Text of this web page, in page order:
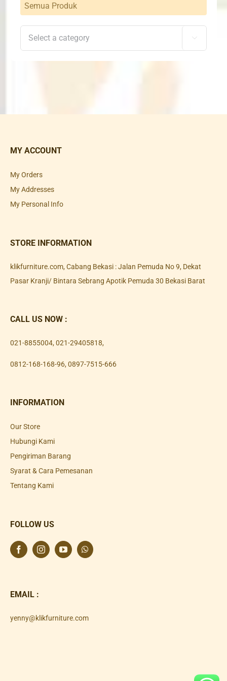
Semua Produk

MY ACCOUNT
My Orders
My Addresses
My Personal Info
STORE INFORMATION
klikfurniture.com, Cabang Bekasi : Jalan Pemuda No 9, Dekat
Pasar Kranji/ Bintara Sebrang Apotik Pemuda 30 Bekasi Barat
CALL US NOW :
021-8855004, 021-29405818,
0812-168-168-96, 0897-7515-666
INFORMATION
Our Store
Hubungi Kami
Pengiriman Barang
Syarat & Cara Pemesanan
Tentang Kami
FOLLOW US
EMAIL :
yenny@klikfurniture.com